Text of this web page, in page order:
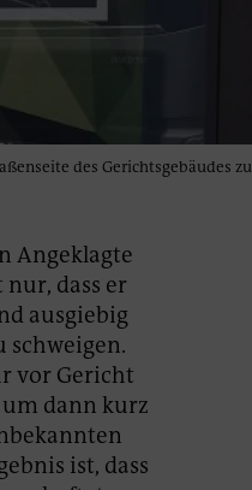
des Gerichtsgebäudes zu
Angeklagte
dass er
ausgiebig
schweigen.
vor Gericht
dann kurz
ist, dass